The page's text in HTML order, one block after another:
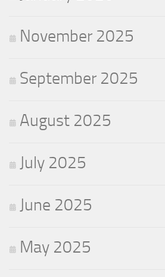
November 2025
September 2025
August 2025
July 2025
June 2025
May 2025